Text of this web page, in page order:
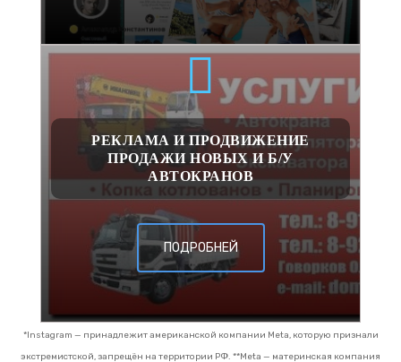
РЕКЛАМА И ПРОДВИЖЕНИЕ
ПРОДАЖИ НОВЫХ И Б/У
АВТОКРАНОВ
ПОДРОБНЕЙ
*Instagram — принадлежит американской компании Meta, которую признали
экстремистской, запрещён на территории РФ. **Meta — материнская компания